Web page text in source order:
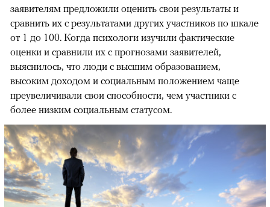
заявителям предложили оценить свои результаты и
сравнить их с результатами других участников по шкале
от 1 до 100. Когда психологи изучили фактические
оценки и сравнили их с прогнозами заявителей,
выяснилось, что люди с высшим образованием,
высоким доходом и социальным положением чаще
преувеличивали свои способности, чем участники с
более низким социальным статусом.